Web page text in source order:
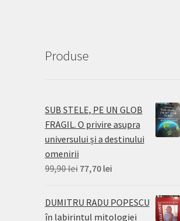
Produse
SUB STELE, PE UN GLOB
FRAGIL. O privire asupra
universului și a destinului
omenirii
99,90lei Prețul
a
fost:
77,70 leiPrețul
este:
77,70 lei.
DUMITRU RADU POPESCU
în labirintul mitologiei